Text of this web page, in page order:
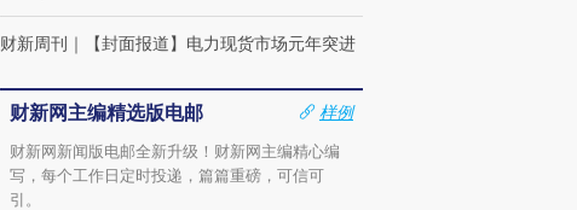
财新周刊 ｜ 【封面报道】电力现货市场元年突进
财新网主编精选版电邮
样例
财新网新闻版电邮全新升级！财新网主编精心编
写，每个工作日定时投递，篇篇重磅，可信可
引。